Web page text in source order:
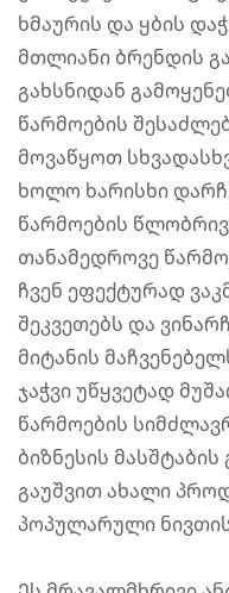
ხმაურის და ყბის
მთლიანი ბრენდის
გახსნიდან
წარმოების
მოვაწყოთ
ხოლო ხარისხი
წარმოების
თანამედროვე
ჩვენ ეფექტურად
შეკვეთებს და
მიტანის
ჯაჭვი უწყვეტად
წარმოების
ბიზნესის
გაუშვით ახალი
პოპულარული